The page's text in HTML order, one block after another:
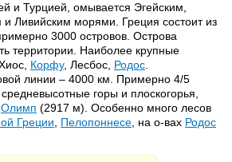
и Турцией, омывается Эгейским,
и Ливийским морями. Греция состоит из
3000 островов. Острова
территории. Наиболее крупные
Корфу, Лесбос, Родос
линии – 4000 км. Примерно 4/5
горы и плоскогорья,
Олимп (2917 м). Особенно много лесов
Греции Пелопоннесе , на о-вах Родос